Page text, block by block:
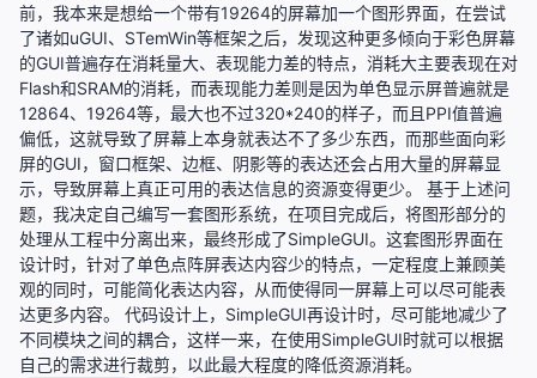
前，我本来是想给一个带有19264的屏幕加一个图形界面，在尝试
了诸如uGUI、STemWin等框架之后，发现这种更多倾向于彩色屏幕
的GUI普遍存在消耗量大、表现能力差的特点，消耗大主要表现在对
Flash和SRAM的消耗，而表现能力差则是因为单色显示屏普遍就是
12864、19264等，最大也不过320*240的样子，而且PPI值普遍
偏低，这就导致了屏幕上本身就表达不了多少东西，而那些面向彩
屏的GUI，窗口框架、边框、阴影等的表达还会占用大量的屏幕显
示，导致屏幕上真正可用的表达信息的资源变得更少。 基于上述问
题，我决定自己编写一套图形系统，在项目完成后，将图形部分的
处理从工程中分离出来，最终形成了SimpleGUI。这套图形界面在
设计时，针对了单色点阵屏表达内容少的特点，一定程度上兼顾美
观的同时，可能简化表达内容，从而使得同一屏幕上可以尽可能表
达更多内容。 代码设计上，SimpleGUI再设计时，尽可能地减少了
不同模块之间的耦合，这样一来，在使用SimpleGUI时就可以根据
自己的需求进行裁剪，以此最大程度的降低资源消耗。